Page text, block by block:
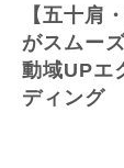
【五十肩
がスムー
動域UPエ
ディング